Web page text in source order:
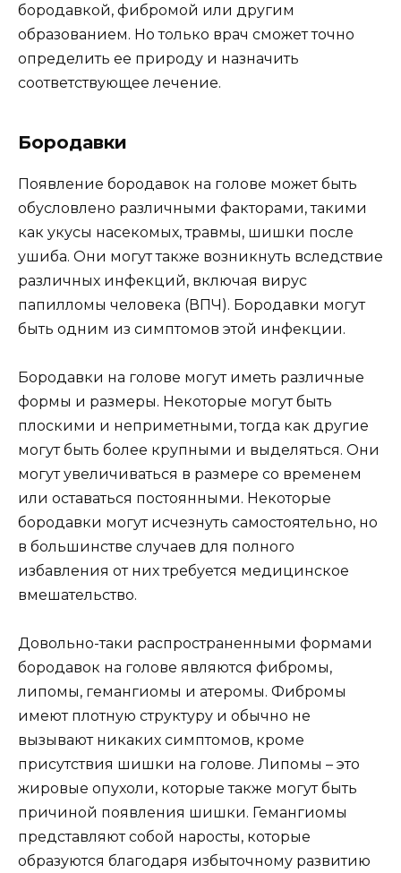
бородавкой, фибромой или другим
образованием. Но только врач сможет точно
определить ее природу и назначить
соответствующее лечение.
Бородавки
Появление бородавок на голове может быть
обусловлено различными факторами, такими
как укусы насекомых, травмы, шишки после
ушиба. Они могут также возникнуть вследствие
различных инфекций, включая вирус
папилломы человека (ВПЧ). Бородавки могут
быть одним из симптомов этой инфекции.
Бородавки на голове могут иметь различные
формы и размеры. Некоторые могут быть
плоскими и неприметными, тогда как другие
могут быть более крупными и выделяться. Они
могут увеличиваться в размере со временем
или оставаться постоянными. Некоторые
бородавки могут исчезнуть самостоятельно, но
в большинстве случаев для полного
избавления от них требуется медицинское
вмешательство.
Довольно-таки распространенными формами
бородавок на голове являются фибромы,
липомы, гемангиомы и атеромы. Фибромы
имеют плотную структуру и обычно не
вызывают никаких симптомов, кроме
присутствия шишки на голове. Липомы – это
жировые опухоли, которые также могут быть
причиной появления шишки. Гемангиомы
представляют собой наросты, которые
образуются благодаря избыточному развитию